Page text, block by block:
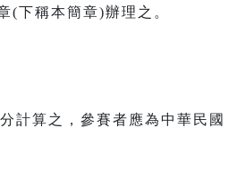
(下稱本簡章)辦理之。
計算之，參賽者應為中華民國